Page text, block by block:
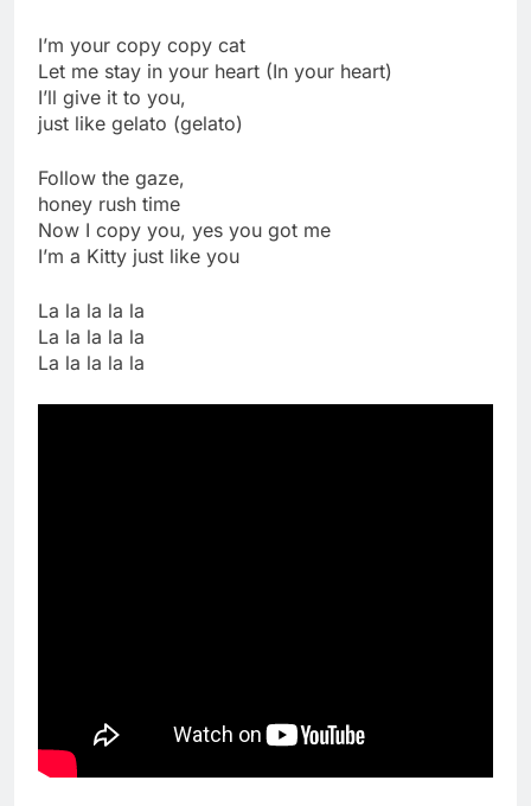
I’m your copy copy cat
Let me stay in your heart (In your heart)
I’ll give it to you,
just like gelato (gelato)
Follow the gaze,
honey rush time
Now I copy you, yes you got me
I’m a Kitty just like you
La la la la la
La la la la la
La la la la la